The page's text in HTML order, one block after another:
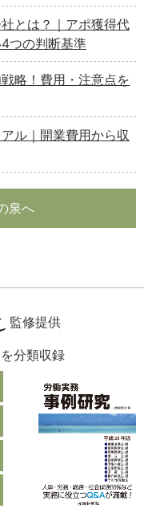
とは？｜アポ獲得代
つの判断基準
略！費用・注意点を
ル｜開業費用から収
泉へ
監修提供
分類収録